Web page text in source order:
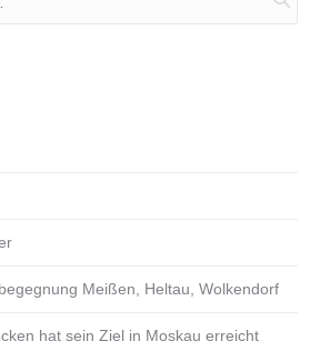
Meißen, Heltau, Wolkendorf
hat sein Ziel in Moskau erreicht